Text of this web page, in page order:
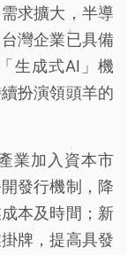
求擴大，半導
灣企業已具備
生成式AI」機
扮演領頭羊的
業加入資本市
發行機制，降
本及時間；新
牌，提高具發